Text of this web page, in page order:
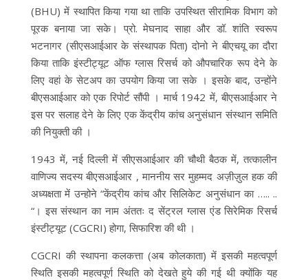
(BHU) में स्थापित किया गया था ताकि उपस्थित सीरामिक विभाग को
पूरक बनाया जा सके। प्रो. मेघनाद साहा और डॉ. शांति स्वरूप
भटनागर (सीएसआईआर के संस्थापक पिता) दोनो ने बीएचयू का दौरा
किया ताकि इंस्टीट्यूट ऑफ ग्लास रिसर्च को औपचारिक रूप देने के
लिए वहां के सेटअप का उपयोग किया जा सके । इसके बाद, उन्होंने
बीएसआईआर को एक रिपोर्ट सौंपी । मार्च 1942 में, बीएसआईआर ने
इस पर सलाह देने के लिए एक केंद्रीय कांच अनुसंधान संस्थान समिति
की नियुक्ती की ।
1943 में, नई दिल्ली में सीएसआईआर की चौथी बैठक में, तत्कालीन
वाणिज्य सदस्य बीएसआईआर , माननीय सर मुहम्मद अज़ीज़ुल हक की
अध्यक्षता में उन्होने “केंद्रीय कांच और सिलिकेट अनुसंधान का ….. ..
“। इस संस्थान का नाम अंततः द सेंट्रल ग्लास एंड सिरेमिक रिसर्च
इंस्टीट्यूट (CGCRI) होगा, सिफारिश की थी ।
CGCRI की स्थापना कलकत्ता (अब कोलकाता) में इसकी महत्वपूर्ण
स्थिति इसकी महत्वपूर्ण स्थिति को देखते हुये की गई थी क्योंकि यह